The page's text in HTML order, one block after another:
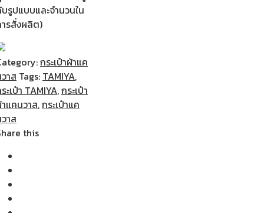
รูปแบบและจำนวนใน
รสั่งผลิต)
กระเป๋าผ้าแค
าส Tags: TAMIYA,
ะเป๋า TAMIYA,กระเป๋า
แคนวาส,กระเป๋าแค
าส
this